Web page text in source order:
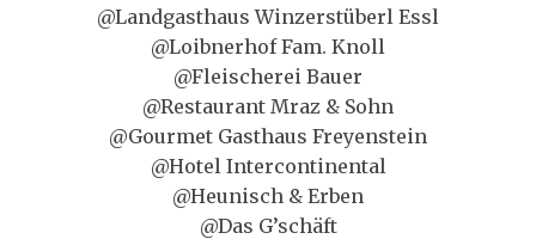
@Landgasthaus Winzerstüberl Essl
@Loibnerhof Fam. Knoll
@Fleischerei Bauer
@Restaurant Mraz & Sohn
@Gourmet Gasthaus Freyenstein
@Hotel Intercontinental
@Heunisch & Erben
@Das G’schäft